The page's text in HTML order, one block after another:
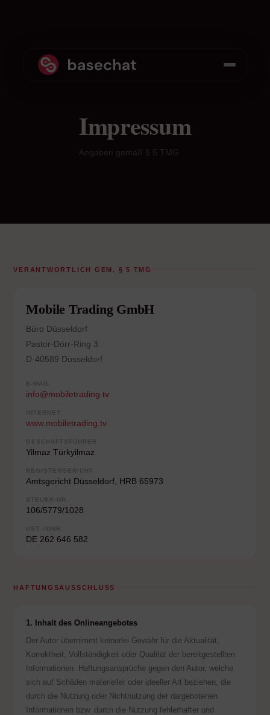
Impressum
Angaben gemäß § 5 TMG
VERANTWORTLICH GEM. § 5 TMG
Mobile Trading GmbH
Büro Düsseldorf
Pastor-Dörr-Ring 3
D-40589 Düsseldorf
info@mobiletrading.tv
www.mobiletrading.tv
Yilmaz Türkyilmaz
Amtsgericht Düsseldorf, HRB 65973
106/5779/1028
DE 262 646 582
HAFTUNGSAUSSCHLUSS
1. Inhalt des Onlineangebotes
Der Autor übernimmt keinerlei Gewähr für die Aktualität,
Korrektheit, Vollständigkeit oder Qualität der bereitgestellten
Informationen. Haftungsansprüche gegen den Autor, welche
sich auf Schäden materieller oder ideeller Art beziehen, die
durch die Nutzung oder Nichtnutzung der dargebotenen
Informationen bzw. durch die Nutzung fehlerhafter und